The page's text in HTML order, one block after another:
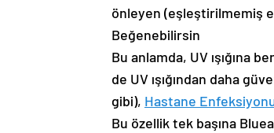
önleyen (eşleştirilmemiş
Beğenebilirsin
Bu anlamda, UV ışığına
de UV ışığından daha
gibi), Hastane
Bu özellik tek başına